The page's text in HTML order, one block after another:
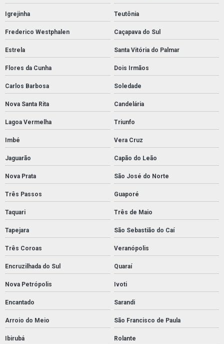
Igrejinha Teutônia
Frederico Westphalen Caçapava do Sul
Estrela Santa Vitória do Palmar
Flores da Cunha Dois Irmãos
Carlos Barbosa Soledade
Nova Santa Rita Candelária
Lagoa Vermelha Triunfo
Imbé Vera Cruz
Jaguarão Capão do Leão
Nova Prata São José do Norte
Três Passos Guaporé
Taquari Três de Maio
Tapejara São Sebastião do Caí
Três Coroas Veranópolis
Encruzilhada do Sul Quaraí
Nova Petrópolis Ivoti
Encantado Sarandi
Arroio do Meio São Francisco de Paula
Ibirubá Rolante